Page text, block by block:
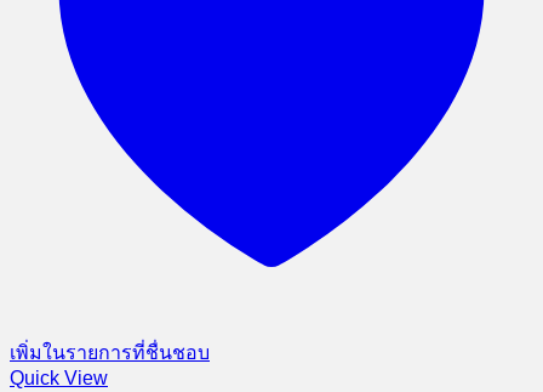
เพิ่มในรายการที่ชื่นชอบ
Quick View